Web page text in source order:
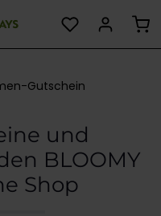
Gutschein
und
BLOOMY
Shop